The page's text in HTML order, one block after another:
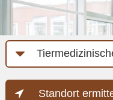
Job-
Kategorie
Standort